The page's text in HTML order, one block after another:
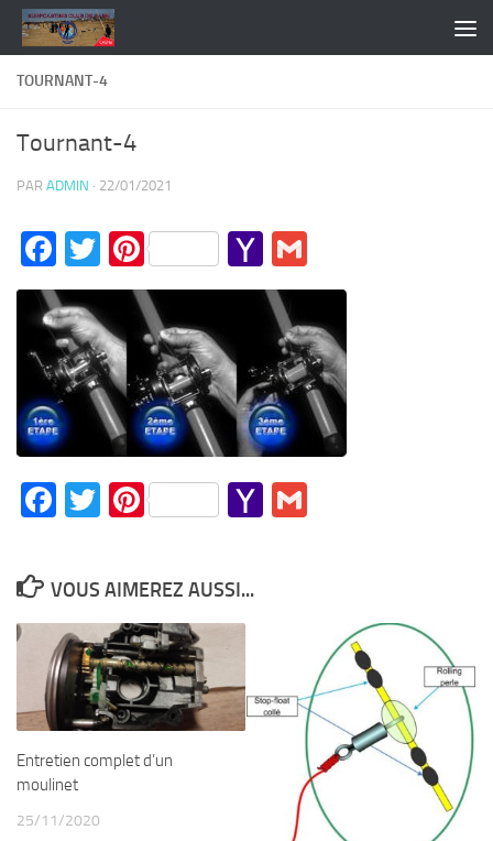
Skip to content
TOURNANT-4
Tournant-4
PAR ADMIN · 22/01/2021
Facebook
TwitterPinterestYahoo
Mail
Facebook
TwitterPinterestYahoo
VOUS AIMEREZ AUSSI...
Entretien complet d’un
moulinet
25/11/2020